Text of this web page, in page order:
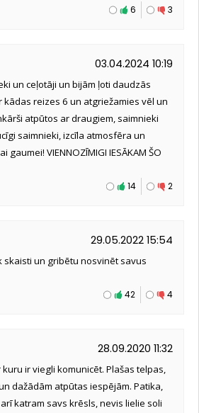
3
6
03.04.2024 10:19
un ceļotāji un bijām ļoti daudzās
reizes 6 un atgriežamies vēl un
atpūtos ar draugiem, saimnieki
saimnieki, izcīla atmosfēra un
VIENNOZĪMIGI IESĀKAM ŠO
2
14
29.05.2022 15:54
skaisti un gribētu nosvinēt savus
4
42
28.09.2020 11:32
ir viegli komunicēt. Plašas telpas,
dažādām atpūtas iespējām. Patika,
katram savs krēsls, nevis lielie soli